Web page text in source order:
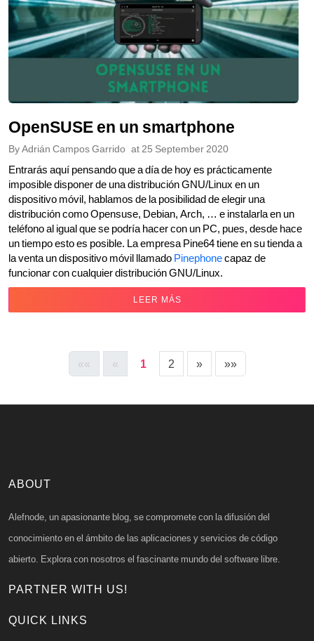
OpenSUSE en un smartphone
ByAdrián Campos Garrido at25 September 2020
Entrarás aquí pensando que a día de hoy es prácticamente
imposible disponer de una distribución GNU/Linux en un
dispositivo móvil, hablamos de la posibilidad de elegir una
distribución como Opensuse, Debian, Arch, … e instalarla en un
teléfono al igual que se podría hacer con un PC, pues, desde hace
un tiempo esto es posible. La empresa Pine64 tiene en su tienda a
la venta un dispositivo móvil llamadoPinephonecapaz de
funcionar con cualquier distribución GNU/Linux.
LEER MÁS
«« « 1 2 » »»
ABOUT
Alefnode, un apasionante blog, se compromete con la difusión del
conocimiento en el ámbito de las aplicaciones y servicios de código
abierto. Explora con nosotros el fascinante mundo del software libre.
PARTNER WITH US!
QUICK LINKS